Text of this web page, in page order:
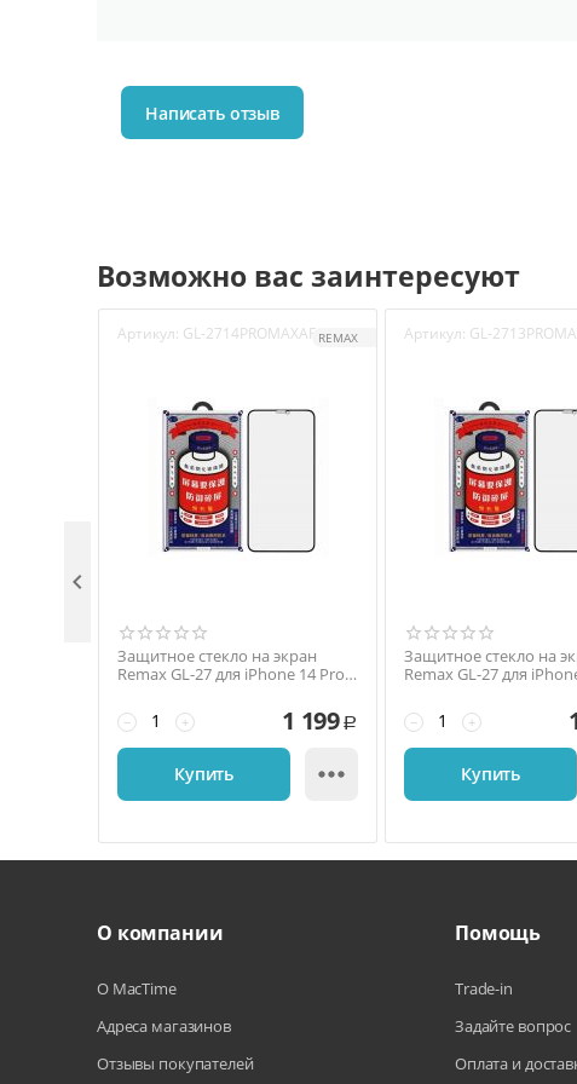
Написать отзыв
Возможно вас заинтересуют
Артикул: GL-2714PROMAXAF REMAX
Защитное стекло на экран
Remax GL-27 для iPhone 14 Pro
+
− 1 199 Р
Купить 
Артикул: GL-
Защитное стекло на
Remax GL-27 для
глянец, чёрный
+
−
Купить

О компании
О MacTime
Адреса магазинов
Отзывы покупателей
Помощь
Trade-in
Задайте вопрос
Оплата и